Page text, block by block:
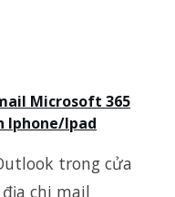
Microsoft 365
Iphone/Ipad
trong cửa
chi mail